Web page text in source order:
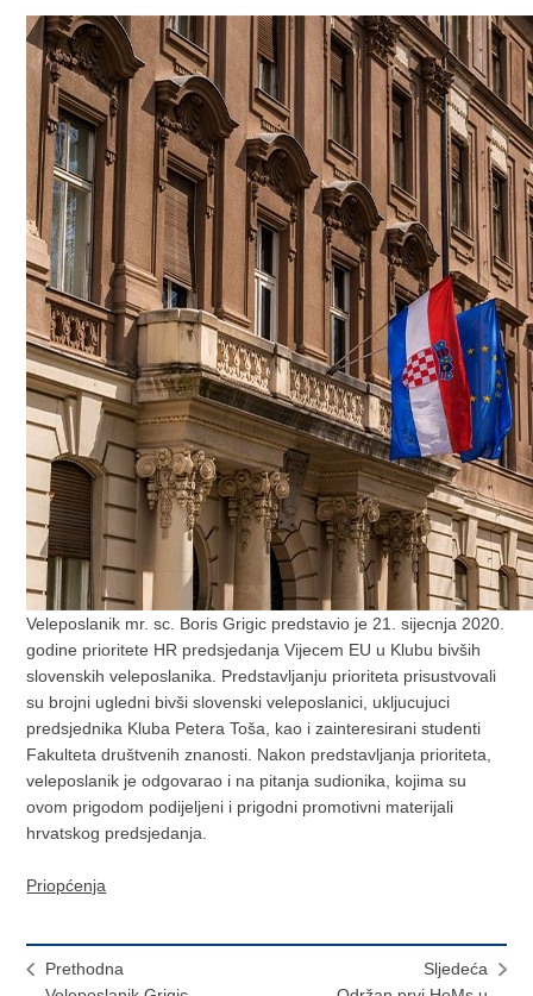
Veleposlanik mr. sc. Boris Grigic predstavio je 21. sijecnja 2020.
godine prioritete HR predsjedanja Vijecem EU u Klubu bivših
slovenskih veleposlanika. Predstavljanju prioriteta prisustvovali
su brojni ugledni bivši slovenski veleposlanici, ukljucujuci
predsjednika Kluba Petera Toša, kao i zainteresirani studenti
Fakulteta društvenih znanosti. Nakon predstavljanja prioriteta,
veleposlanik je odgovarao i na pitanja sudionika, kojima su
ovom prigodom podijeljeni i prigodni promotivni materijali
hrvatskog predsjedanja.
Priopćenja
Prethodna
Sljedeća